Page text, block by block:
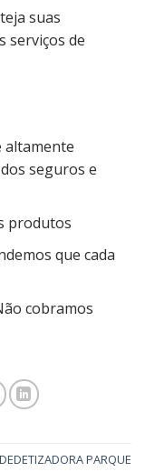
suas
serviços de
altamente
seguros e
produtos
que cada
cobramos
DEDETIZADORA PARQUE